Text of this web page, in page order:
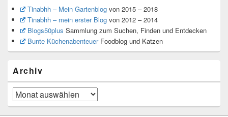
Tinabhh – Mein Gartenblogvon 2015 – 2018
Tinabhh – mein erster Blogvon 2012 – 2014
Blogs50plus Sammlung zum Suchen, Finden und Entdecken
Bunte KüchenabenteuerFoodblog und Katzen
Archiv
Archiv